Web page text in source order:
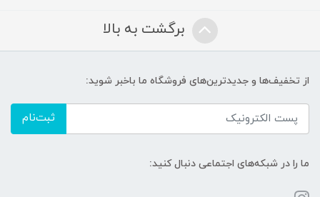
برگشت به بالا
از تخفیف‌ها و جدیدترین‌های فروشگاه ما باخبر شوید:
ثبت‌نام
ما را در شبکه‌های اجتماعی دنبال کنید: